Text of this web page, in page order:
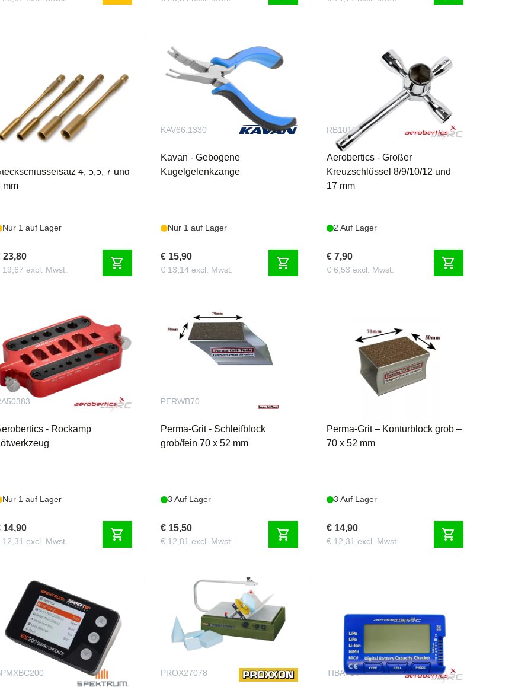
4, 5,5, 7 und
mm
Nur 1 auf Lager
23,80
19,67 excl. Mwst. shopping_cart
KAV66.1330
Kavan - Gebogene
Kugelgelenkzange
Nur 1 auf Lager
€ 15,90
€ 13,14 excl. Mwst. shopping_cart
RB1019
Aerobertics - Großer
Kreuzschlüssel 8/9/10/12 und
17 mm
2 Auf Lager
€ 7,90
€ 6,53 excl. Mwst. shopping_cart
- Rockamp
Nur 1 auf Lager
14,90
12,31 excl. Mwst. shopping_cart
PERWB70
Perma-Grit - Schleifblock
grob/fein 70 x 52 mm
3 Auf Lager
€ 15,50
€ 12,81 excl. Mwst. shopping_cart
Perma-Grit – Konturblock grob –
70 x 52 mm
3 Auf Lager
€ 14,90
€ 12,31 excl. Mwst. shopping_cart
PROX27078 TIBATST